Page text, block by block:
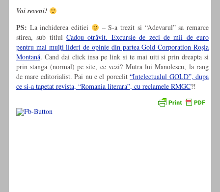
Voi reveni!
PS: La inchiderea editiei
– S-a trezit si “Adevarul” sa remarce
stirea, sub titlulCadou otrăvit. Excursie de zeci de mii de euro
pentru mai mulţi lideri de opinie din partea Gold Corporation Roşia
Montană. Cand dai click insa pe link si te mai uiti si prin dreapta si
prin stanga (normal) pe site, ce vezi? Mutra lui Manolescu, la rang
de mare editorialist. Pai nu e el poreclit“Intelectualul GOLD”, dupa
ce si-a tapetat revista, “Romania literara”, cu reclamele RMGC?!